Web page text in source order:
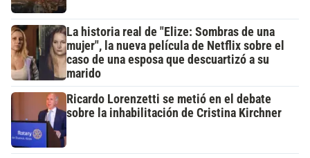
La historia real de "Elize: Sombras de una
mujer", la nueva película de Netflix sobre el
caso de una esposa que descuartizó a su
marido
Ricardo Lorenzetti se metió en el debate
sobre la inhabilitación de Cristina Kirchner